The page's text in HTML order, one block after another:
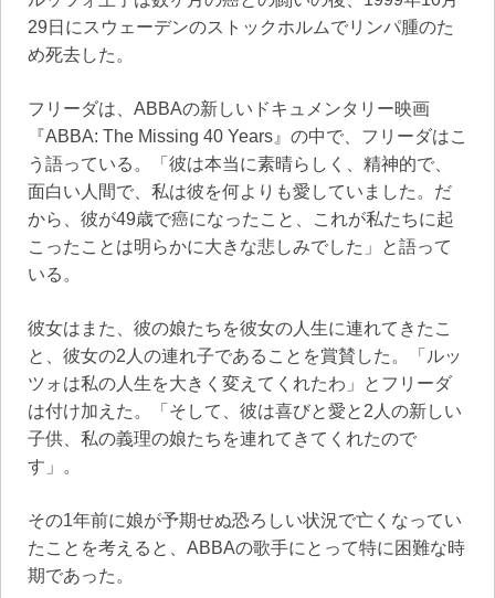
29日にスウェーデンのストックホルムでリンパ腫のた
め死去した。
フリーダは、ABBAの新しいドキュメンタリー映画
『ABBA: The Missing 40 Years』の中で、フリーダはこ
う語っている。「彼は本当に素晴らしく、精神的で、
面白い人間で、私は彼を何よりも愛していました。だ
から、彼が49歳で癌になったこと、これが私たちに起
こったことは明らかに大きな悲しみでした」と語って
いる。
彼女はまた、彼の娘たちを彼女の人生に連れてきたこ
と、彼女の2人の連れ子であることを賞賛した。「ルッ
ツォは私の人生を大きく変えてくれたわ」とフリーダ
は付け加えた。「そして、彼は喜びと愛と2人の新しい
子供、私の義理の娘たちを連れてきてくれたので
す」。
その1年前に娘が予期せぬ恐ろしい状況で亡くなってい
たことを考えると、ABBAの歌手にとって特に困難な時
期であった。